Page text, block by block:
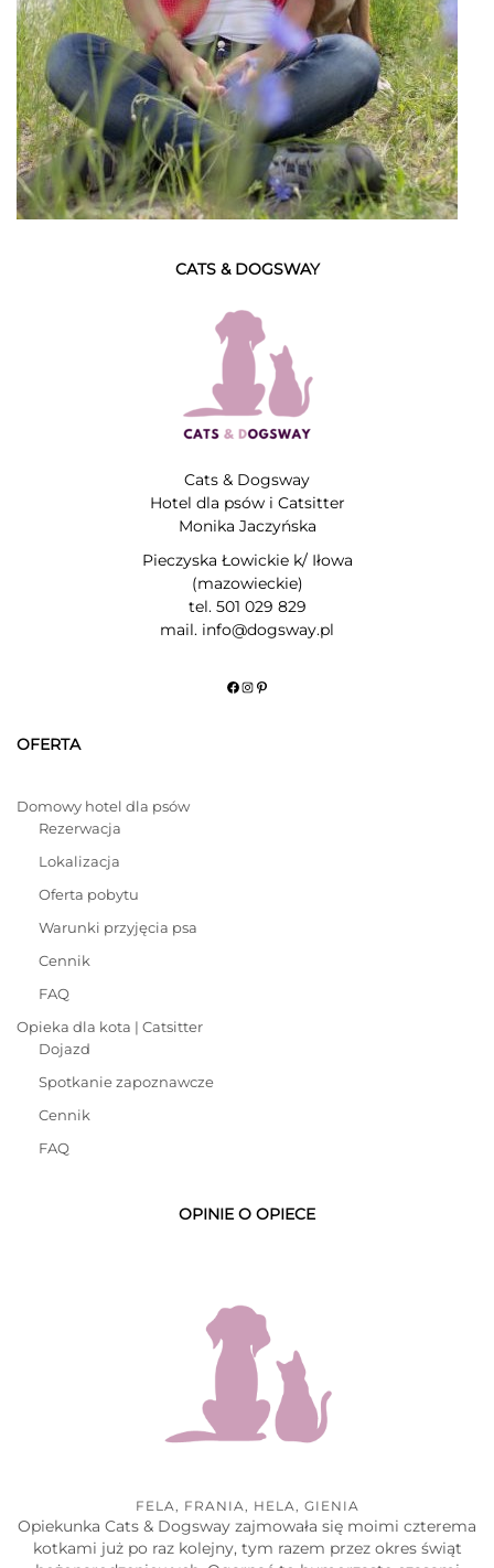
CATS & DOGSWAY
Cats & Dogsway
Hotel dla psów i Catsitter
Monika Jaczyńska
Pieczyska Łowickie k/ Iłowa
(mazowieckie)
tel. 501 029 829
mail. info@dogsway.pl
Facebook
Instagram
Pinterest
OFERTA
Domowy hotel dla psów
Rezerwacja
Lokalizacja
Oferta pobytu
Warunki przyjęcia psa
Cennik
FAQ
Opieka dla kota | Catsitter
Dojazd
Spotkanie zapoznawcze
Cennik
FAQ
OPINIE O OPIECE
FELA, FRANIA, HELA, GIENIA
Opiekunka Cats & Dogsway zajmowała się moimi czterema
kotkami już po raz kolejny, tym razem przez okres świąt